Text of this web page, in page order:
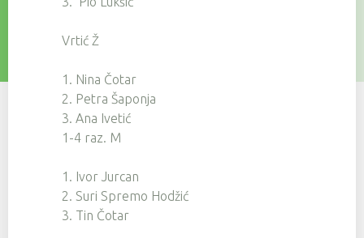
Vrtić Ž
1. Nina Čotar
2. Petra Šaponja
3. Ana Ivetić
1-4 raz. M
1. Ivor Jurcan
2. Suri Spremo Hodžić
3. Tin Čotar